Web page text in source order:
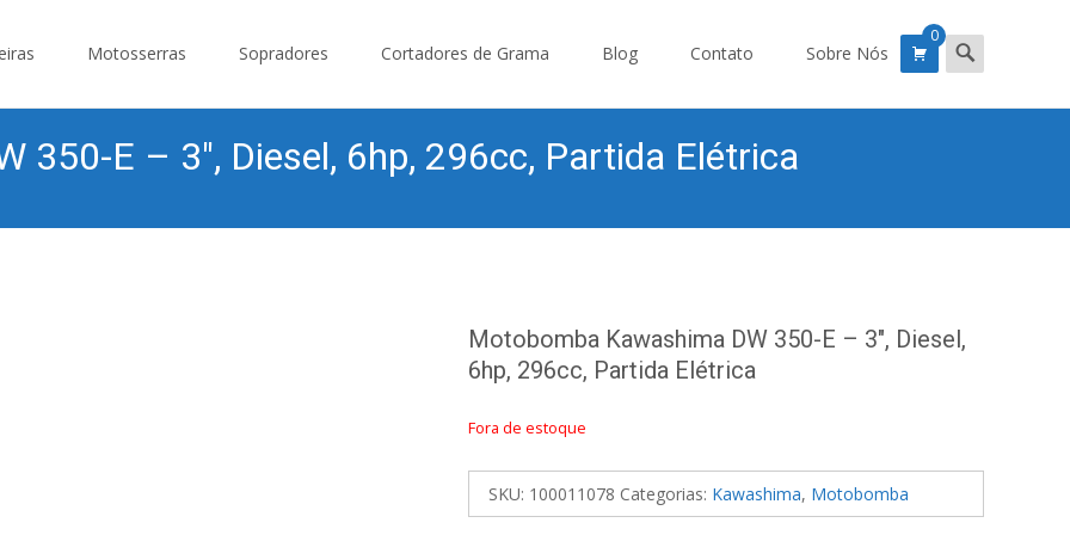
Motosserras Sopradores Cortadores de Grama Blog Contato Sobre Nós
0 Search
for:
350-E – 3″, Diesel, 6hp, 296cc, Partida Elétrica
Motobomba Kawashima DW 350-E – 3″, Diesel,
6hp, 296cc, Partida Elétrica
Fora de estoque
SKU: 100011078 Categorias: Kawashima, Motobomba